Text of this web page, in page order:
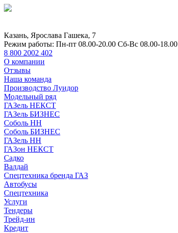
Казань, Ярослава Гашека, 7
Режим работы: Пн-пт 08.00-20.00 Сб-Вс 08.00-18.00
8 800 2002 402
О компании
Отзывы
Наша команда
Производство Луидор
Модельный ряд
ГАЗель НЕКСТ
ГАЗель БИЗНЕС
Соболь НН
Соболь БИЗНЕС
ГАЗель НН
ГАЗон НЕКСТ
Садко
Валдай
Спецтехника бренда ГАЗ
Автобусы
Спецтехника
Услуги
Тендеры
Трейд-ин
Кредит